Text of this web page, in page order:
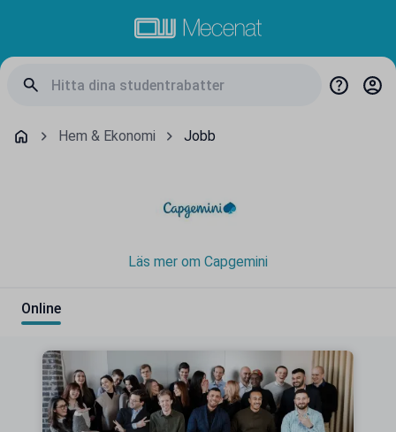
Hem & Ekonomi Jobb
Läs mer om Capgemini
Online